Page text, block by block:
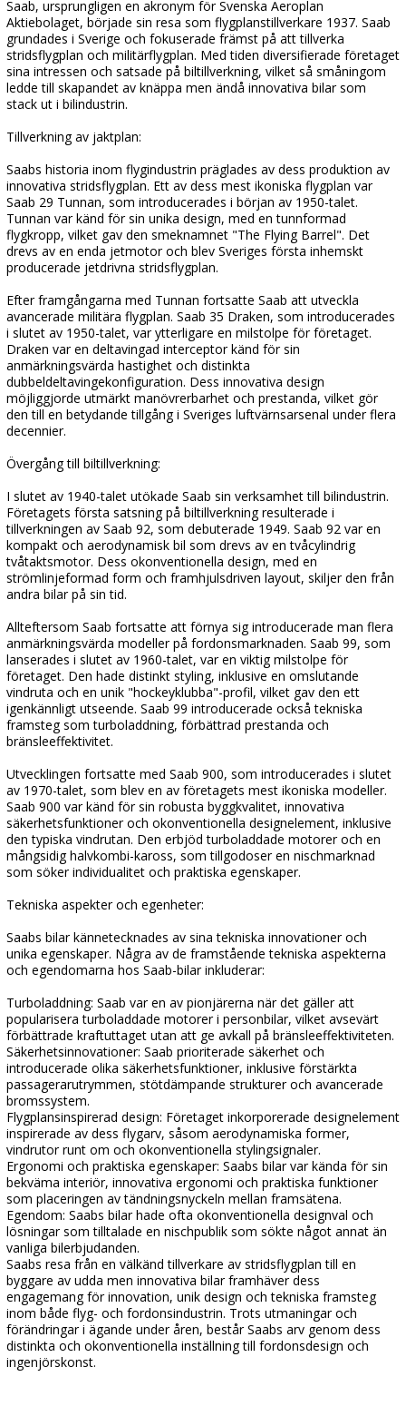
Saab, ursprungligen en akronym för Svenska Aeroplan
Aktiebolaget, började sin resa som flygplanstillverkare 1937. Saab
grundades i Sverige och fokuserade främst på att tillverka
stridsflygplan och militärflygplan. Med tiden diversifierade företaget
sina intressen och satsade på biltillverkning, vilket så småningom
ledde till skapandet av knäppa men ändå innovativa bilar som
stack ut i bilindustrin.
Tillverkning av jaktplan:
Saabs historia inom flygindustrin präglades av dess produktion av
innovativa stridsflygplan. Ett av dess mest ikoniska flygplan var
Saab 29 Tunnan, som introducerades i början av 1950-talet.
Tunnan var känd för sin unika design, med en tunnformad
flygkropp, vilket gav den smeknamnet "The Flying Barrel". Det
drevs av en enda jetmotor och blev Sveriges första inhemskt
producerade jetdrivna stridsflygplan.
Efter framgångarna med Tunnan fortsatte Saab att utveckla
avancerade militära flygplan. Saab 35 Draken, som introducerades
i slutet av 1950-talet, var ytterligare en milstolpe för företaget.
Draken var en deltavingad interceptor känd för sin
anmärkningsvärda hastighet och distinkta
dubbeldeltavingekonfiguration. Dess innovativa design
möjliggjorde utmärkt manövrerbarhet och prestanda, vilket gör
den till en betydande tillgång i Sveriges luftvärnsarsenal under flera
decennier.
Övergång till biltillverkning:
I slutet av 1940-talet utökade Saab sin verksamhet till bilindustrin.
Företagets första satsning på biltillverkning resulterade i
tillverkningen av Saab 92, som debuterade 1949. Saab 92 var en
kompakt och aerodynamisk bil som drevs av en tvåcylindrig
tvåtaktsmotor. Dess okonventionella design, med en
strömlinjeformad form och framhjulsdriven layout, skiljer den från
andra bilar på sin tid.
Allteftersom Saab fortsatte att förnya sig introducerade man flera
anmärkningsvärda modeller på fordonsmarknaden. Saab 99, som
lanserades i slutet av 1960-talet, var en viktig milstolpe för
företaget. Den hade distinkt styling, inklusive en omslutande
vindruta och en unik "hockeyklubba"-profil, vilket gav den ett
igenkännligt utseende. Saab 99 introducerade också tekniska
framsteg som turboladdning, förbättrad prestanda och
bränsleeffektivitet.
Utvecklingen fortsatte med Saab 900, som introducerades i slutet
av 1970-talet, som blev en av företagets mest ikoniska modeller.
Saab 900 var känd för sin robusta byggkvalitet, innovativa
säkerhetsfunktioner och okonventionella designelement, inklusive
den typiska vindrutan. Den erbjöd turboladdade motorer och en
mångsidig halvkombi-kaross, som tillgodoser en nischmarknad
som söker individualitet och praktiska egenskaper.
Tekniska aspekter och egenheter:
Saabs bilar kännetecknades av sina tekniska innovationer och
unika egenskaper. Några av de framstående tekniska aspekterna
och egendomarna hos Saab-bilar inkluderar:
Turboladdning: Saab var en av pionjärerna när det gäller att
popularisera turboladdade motorer i personbilar, vilket avsevärt
förbättrade kraftuttaget utan att ge avkall på bränsleeffektiviteten.
Säkerhetsinnovationer: Saab prioriterade säkerhet och
introducerade olika säkerhetsfunktioner, inklusive förstärkta
passagerarutrymmen, stötdämpande strukturer och avancerade
bromssystem.
Flygplansinspirerad design: Företaget inkorporerade designelement
inspirerade av dess flygarv, såsom aerodynamiska former,
vindrutor runt om och okonventionella stylingsignaler.
Ergonomi och praktiska egenskaper: Saabs bilar var kända för sin
bekväma interiör, innovativa ergonomi och praktiska funktioner
som placeringen av tändningsnyckeln mellan framsätena.
Egendom: Saabs bilar hade ofta okonventionella designval och
lösningar som tilltalade en nischpublik som sökte något annat än
vanliga bilerbjudanden.
Saabs resa från en välkänd tillverkare av stridsflygplan till en
byggare av udda men innovativa bilar framhäver dess
engagemang för innovation, unik design och tekniska framsteg
inom både flyg- och fordonsindustrin. Trots utmaningar och
förändringar i ägande under åren, består Saabs arv genom dess
distinkta och okonventionella inställning till fordonsdesign och
ingenjörskonst.